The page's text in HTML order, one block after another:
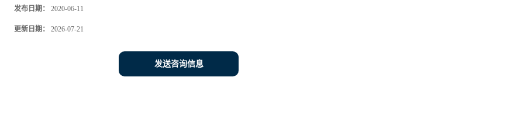
发布日期： 2020-06-11
更新日期： 2026-07-21
发送咨询信息